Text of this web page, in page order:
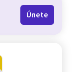
Únete